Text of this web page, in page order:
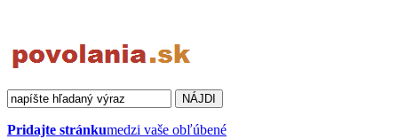
Pridajte stránkumedzi vaše obľúbené